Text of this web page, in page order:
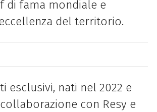
di fama mondiale e
del territorio.
esclusivi, nati nel 2022 e
con Resy e